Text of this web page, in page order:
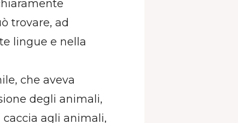
trovare, ad
lingue e nella
che aveva
degli animali,
caccia agli animali,